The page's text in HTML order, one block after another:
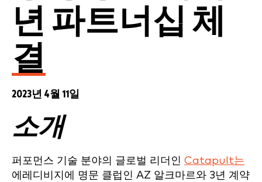
년 파트너십 체
결
2023년 4월 11일
소개
퍼포먼스 기술 분야의 글로벌 리더인 Catapult는
에레디비지에 명문 클럽인 AZ 알크마르와 3년 계약